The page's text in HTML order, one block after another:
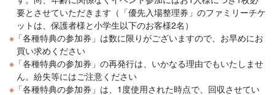
要とさせていただきます（「優先入場整理券」のファミリーチケ
ットは、保護者様と小学生以下のお客様2名）
「各種特典の参加券」は数に限りがございますので、お早めにお
買い求めください
「各種特典の参加券」の再発行は、いかなる理由でもいたしませ
ん。紛失等にはご注意ください
「各種特典の参加券」は、1度使用された時点で、回収させてい